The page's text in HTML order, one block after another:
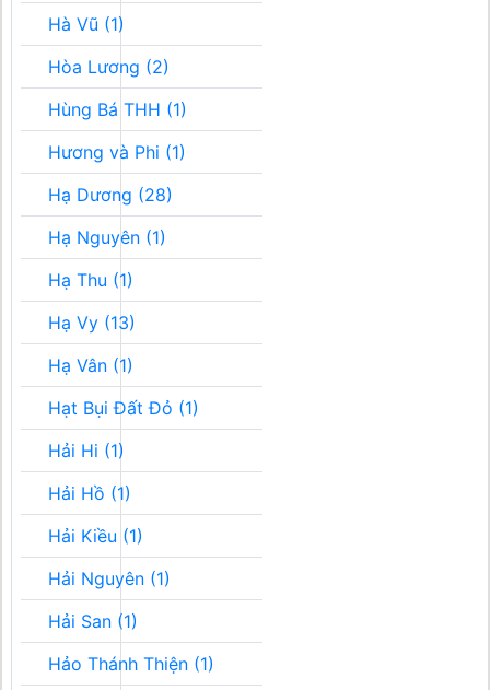
Hà Vũ (1)
Hòa Lương (2)
Hùng Bá THH (1)
Hương và Phi (1)
Hạ Dương (28)
Hạ Nguyên (1)
Hạ Thu (1)
Hạ Vy (13)
Hạ Vân (1)
Hạt Bụi Đất Đỏ (1)
Hải Hi (1)
Hải Hồ (1)
Hải Kiều (1)
Hải Nguyên (1)
Hải San (1)
Hảo Thánh Thiện (1)